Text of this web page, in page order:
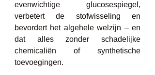
evenwichtige glucosespiegel,
verbetert de stofwisseling en
bevordert het algehele welzijn – en
dat alles zonder schadelijke
chemicaliën of synthetische
toevoegingen.